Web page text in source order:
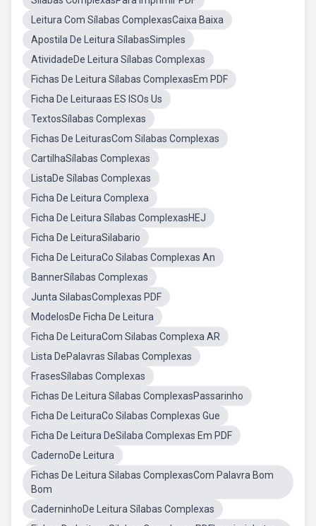
Leitura Com Sílabas ComplexasCaixa Baixa
Apostila De Leitura SílabasSimples
AtividadeDe Leitura Sílabas Complexas
Fichas De Leitura Sílabas ComplexasEm PDF
Ficha De Leituraas ES ISOs Us
TextosSílabas Complexas
Fichas De LeiturasCom Silabas Complexas
CartilhaSílabas Complexas
ListaDe Sílabas Complexas
Ficha De Leitura Complexa
Ficha De Leitura Sílabas ComplexasHEJ
Ficha De LeituraSilabario
Ficha De LeituraCo Silabas Complexas An
BannerSílabas Complexas
Junta SilabasComplexas PDF
ModelosDe Ficha De Leitura
Ficha De LeituraCom Silabas Complexa AR
Lista DePalavras Sílabas Complexas
FrasesSílabas Complexas
Fichas De Leitura Sílabas ComplexasPassarinho
Ficha De LeituraCo Silabas Complexas Gue
Ficha De Leitura DeSilaba Complexas Em PDF
CadernoDe Leitura
Fichas De Leitura Silabas ComplexasCom Palavra Bom
Bom
CaderninhoDe Leitura Sílabas Complexas